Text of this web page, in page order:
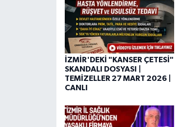
İZMİR'DEKİ "KANSER ÇETESİ"
SKANDALI DOSYASI |
TEMİZELLER 27 MART 2026 |
CANLI